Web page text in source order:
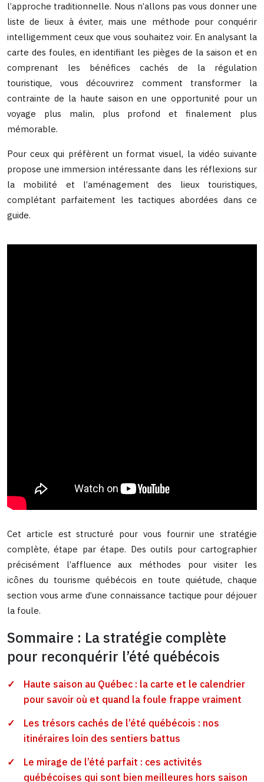
l’approche traditionnelle. Nous n’allons pas vous donner une
liste de lieux à éviter, mais une méthode pour conquérir
intelligemment ceux que vous souhaitez voir. En analysant la
carte des foules, en identifiant les pièges de la saison et en
comprenant les bénéfices cachés de la régulation
touristique, vous découvrirez comment transformer la
contrainte de la haute saison en une opportunité pour un
voyage plus malin, plus profond et finalement plus
mémorable.
Pour ceux qui préfèrent un format visuel, la vidéo suivante
propose une immersion intéressante dans les réflexions sur
la mobilité et l’aménagement des lieux touristiques,
complétant parfaitement les tactiques abordées dans ce
guide.
Cet article est structuré pour vous fournir une stratégie
complète, étape par étape. Des outils pour cartographier
précisément l’affluence aux méthodes pour visiter les
icônes du tourisme québécois en toute quiétude, chaque
section vous arme d’une connaissance tactique pour déjouer
la foule.
Sommaire : La stratégie complète
pour reconquérir l’été québécois
Haute saison au Québec : la carte et le calendrier
pour savoir où et quand la foule frappe vraiment
Les trésors cachés de l’été québécois : nos
itinéraires loin des sentiers battus
Le mirage de l’été parfait : ces activités
québécoises qui sont bien meilleures hors saison